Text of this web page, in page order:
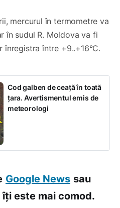
mercurul în termometre va
în sudul R. Moldova va fi
înregistra între +9..+16°C.
Cod galben de ceață în toată
țara. Avertismentul emis de
meteorologi
Google News sau
este mai comod.